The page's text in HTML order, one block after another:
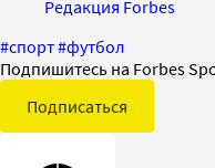
Редакция Forbes
#спорт#футбол
Подпишитесь на Forbes
Подписаться